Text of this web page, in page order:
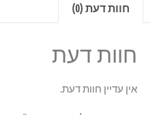
חוות דעת (0)
חוות דעת
אין עדיין חוות דעת.